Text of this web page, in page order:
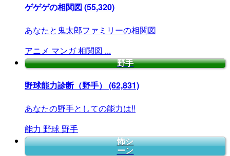
ゲゲゲの相関図 (55,320)
あなたと鬼太郎ファミリーの相関図
アニメ マンガ相関図 ...
野手
野球能力診断（野手） (62,831)
あなたの野手としての能力は!!
能力 野球野手
怖シ
ーン